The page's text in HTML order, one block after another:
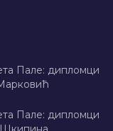
Пале: дипломци
Пале: дипломци